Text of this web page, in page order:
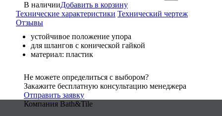
В наличииДобавить в корзину
Технические характеристики Технический чертеж
Отзывы
устойчивое положение упора
для шлангов с конической гайкой
материал: пластик
Не можете определиться с выбором?
Закажите бесплатную консультацию менеджера
Отправить заявку
Компания Bath&Tile